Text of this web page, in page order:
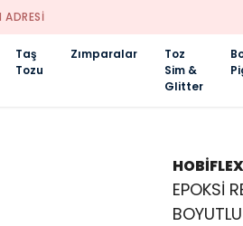
ADRESİ
Taş
Tozu
Zımparalar
Toz
Sim &
Glitter
HOBİFLEX
EPOKSİ